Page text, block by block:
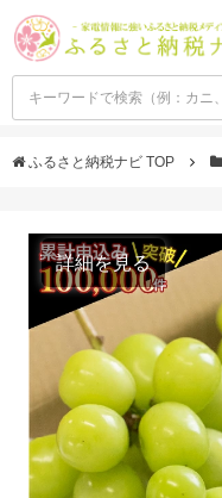
ふるさと納税ナビ TOP
詳細を見る